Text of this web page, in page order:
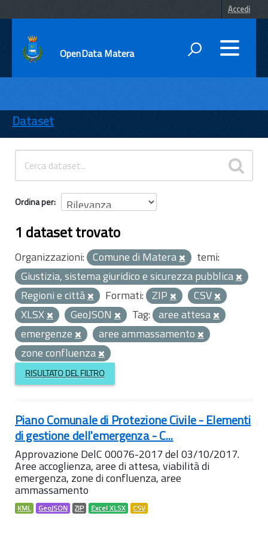
Accedi
OpenData Matera
ENTI
TEMI
INFORMAZIONI
Dataset
Ordina per
1 dataset trovato
Organizzazioni: Comune di Matera
temi:
Giustizia, sistema giuridico e sicurezza pubblica
Regioni e città
Formati: ZIP
CSV
XLSX
GeoJSON Tag: aree attesa
emergenze
aree ammassamento
zone confluenza
RISULTATO DEL FILTRO
Piano Comunale di Protezione Civile - Elementi
di gestione dell'emergenza - C...
Approvazione DelC 00076-2017 del 03/10/2017.
Aree accoglienza, aree di attesa, viabilità di
emergenza, zone di confluenza, aree
ammassamento
KML GeoJSON ZIP Excel XLSX CSV